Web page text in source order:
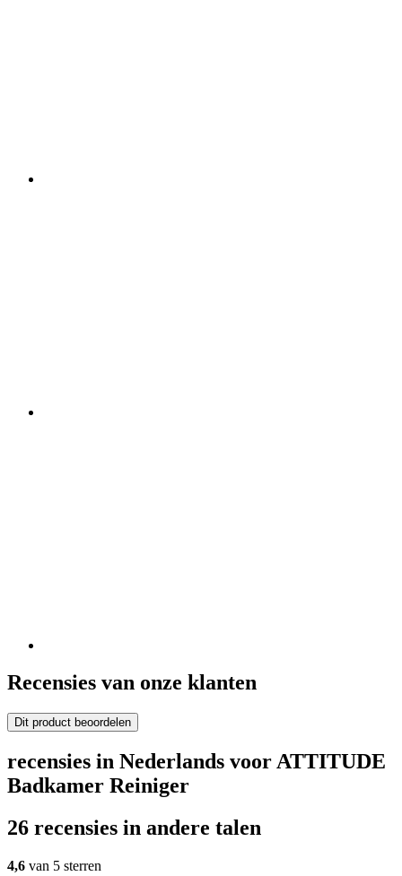
Recensies van onze klanten
Dit product beoordelen
recensies in Nederlands voor ATTITUDE
Badkamer Reiniger
26 recensies in andere talen
4,6 van 5 sterren